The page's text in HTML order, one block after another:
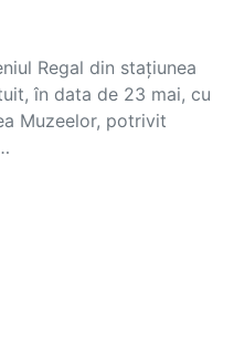
Regal din stațiunea
în data de 23 mai, cu
Muzeelor, potrivit